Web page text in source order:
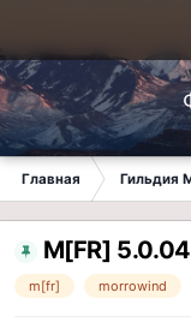
Главная Гильдия
M[FR]
m[fr] morrowind